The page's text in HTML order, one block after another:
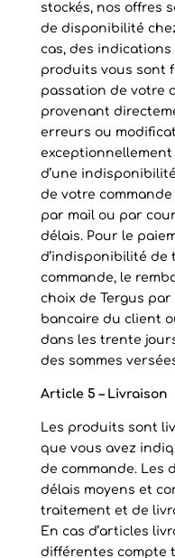
stockés, nos offres
de disponibilité
cas, des
produits vous sont
passation de votre
provenant
erreurs ou
exceptionnellement
d’une
de votre
par mail ou par
délais. Pour le
d’indisponibilité
commande, le
choix de Tergus
bancaire du client
dans les trente
des sommes
Article 5 – Livraison
Les produits sont
que vous avez
de commande. Les
délais moyens et
traitement et de
En cas d’articles
différentes compte